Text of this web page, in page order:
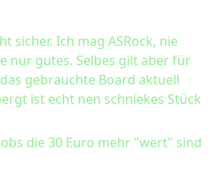
sicher. Ich mag ASRock, nie
nur gutes. Selbes gilt aber für
gebrauchte Board aktuell
ist echt nen schniekes Stück
die 30 Euro mehr "wert" sind